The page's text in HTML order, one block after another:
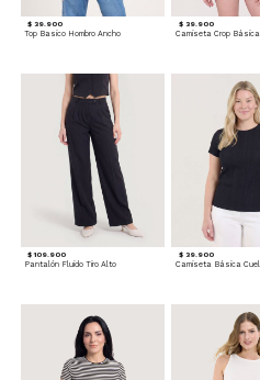
$ 39.900
Top Basico Hombro Ancho
$ 39.900
Camiseta Crop Básica
$ 109.900
Pantalón Fluido Tiro Alto
$ 39.900